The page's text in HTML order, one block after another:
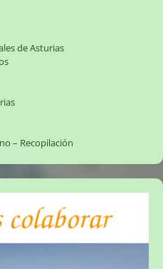
de Asturias
– Recopilación